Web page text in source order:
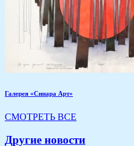
Галерея «Синара Арт»
СМОТРЕТЬ ВСЕ
Другие новости